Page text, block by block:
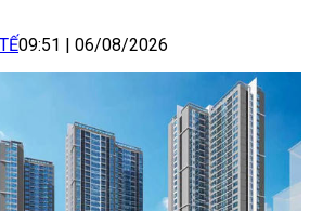
09:51 | 06/08/2026